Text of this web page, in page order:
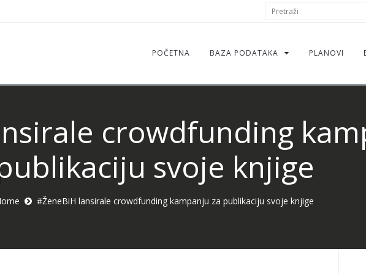
Search
form
POČETNA BAZA PODATAKA PLANOVI
crowdfunding
svoje knjige
#ŽeneBiH lansirale crowdfunding kampanju za publikaciju svoje knjige